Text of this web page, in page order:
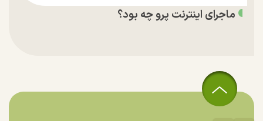
ماجرای اینترنت پرو چه بود؟